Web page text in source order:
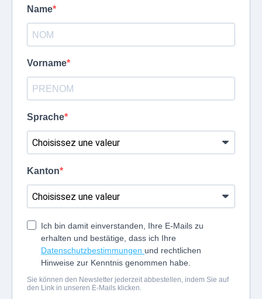
Name
Vorname
Sprache
Kanton
Ich bin damit einverstanden, Ihre E-Mails zu
erhalten und bestätige, dass ich Ihre
Datenschutzbestimmungen und rechtlichen
Hinweise zur Kenntnis genommen habe.
Sie können den Newsletter jederzeit abbestellen, indem Sie auf
den Link in unseren E-Mails klicken.